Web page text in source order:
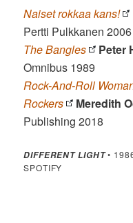
Naiset rokkaa kans!
Pertti Pulkkanen 2006
The Bangles
Peter
Omnibus 1989
Rock-And-Roll
Rockers
Meredith
Publishing 2018
DIFFERENT LIGHT•
SPOTIFY